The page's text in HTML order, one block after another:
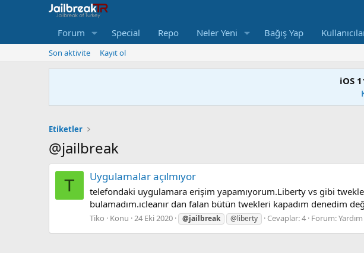
Forum Special Repo Neler Yeni Bağış Yap
Son aktivite Kayıt ol
iOS
Etiketler
@jailbreak
T Uygulamalar açılmıyor
telefondaki uygulamara erişim yapamıyorum.Liberty vs gibi
bulamadım.ıcleanır dan falan bütün twekleri kapadım denedim
Tiko Konu 24 Eki 2020 @jailbreak @liberty Cevaplar: 4 Forum: